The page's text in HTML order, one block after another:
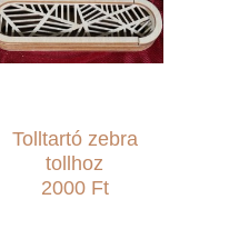
Tolltartó zebra
tollhoz
2000 Ft